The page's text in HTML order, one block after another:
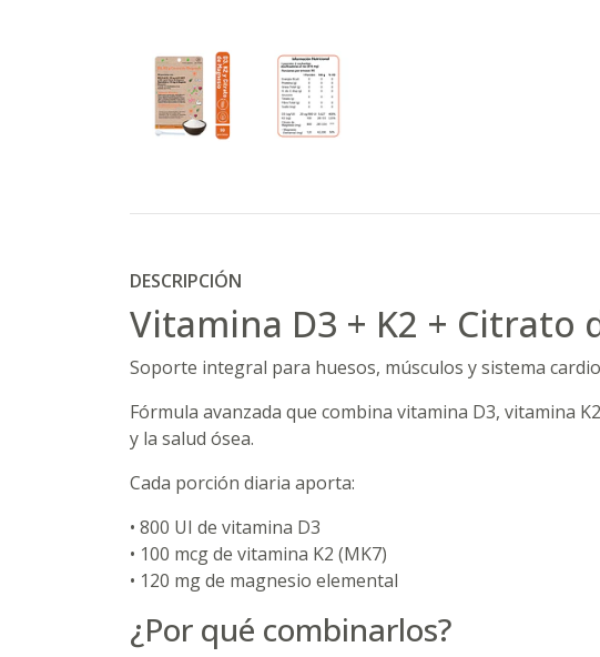
DESCRIPCIÓN
Vitamina D3 + K2 +
Soporte integral para huesos, músculos y sistema
Fórmula avanzada que combina vitamina D3, vitamina
y la salud ósea.
Cada porción diaria aporta:
• 800 UI de vitamina D3
• 100 mcg de vitamina K2 (MK7)
• 120 mg de magnesio elemental
¿Por qué combinarlos?